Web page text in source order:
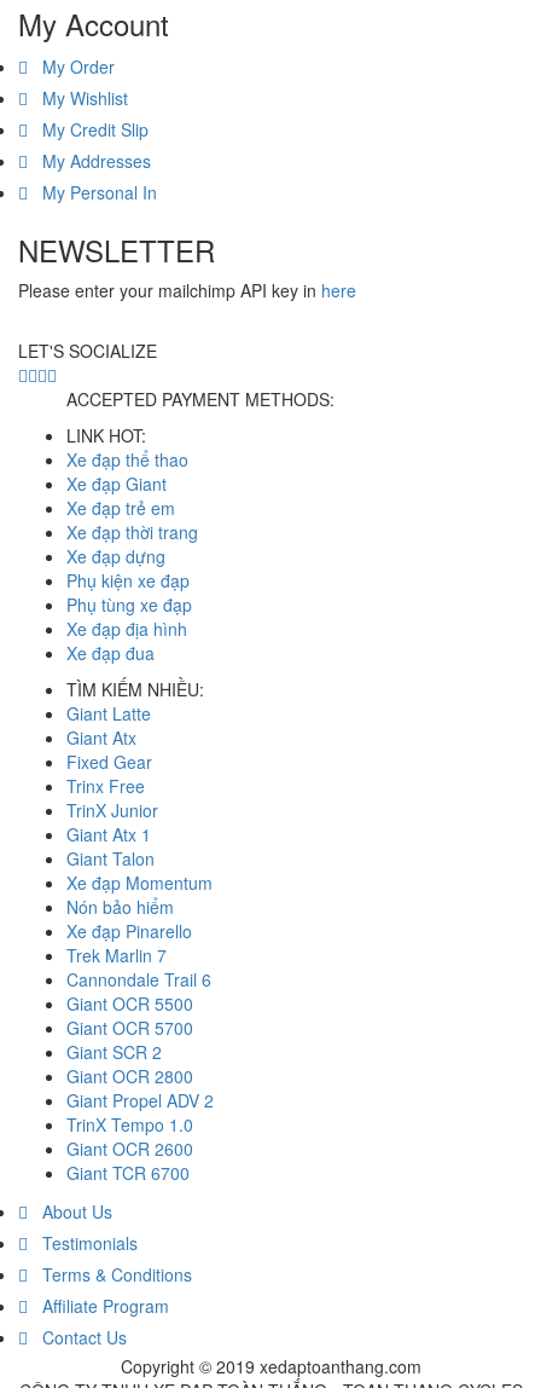
My Account
My Order
My Wishlist
My Credit Slip
My Addresses
My Personal In
NEWSLETTER
Please enter your mailchimp API key in here
LET'S SOCIALIZE
ACCEPTED PAYMENT METHODS:
LINK HOT:
Xe đạp thể thao
Xe đạp Giant
Xe đạp trẻ em
Xe đạp thời trang
Xe đạp dựng
Phụ kiện xe đạp
Phụ tùng xe đạp
Xe đạp địa hình
Xe đạp đua
TÌM KIẾM NHIỀU:
Giant Latte
Giant Atx
Fixed Gear
Trinx Free
TrinX Junior
Giant Atx 1
Giant Talon
Xe đạp Momentum
Nón bảo hiểm
Xe đạp Pinarello
Trek Marlin 7
Cannondale Trail 6
Giant OCR 5500
Giant OCR 5700
Giant SCR 2
Giant OCR 2800
Giant Propel ADV 2
TrinX Tempo 1.0
Giant OCR 2600
Giant TCR 6700
About Us
Testimonials
Terms & Conditions
Affiliate Program
Contact Us
Copyright © 2019 xedaptoanthang.com